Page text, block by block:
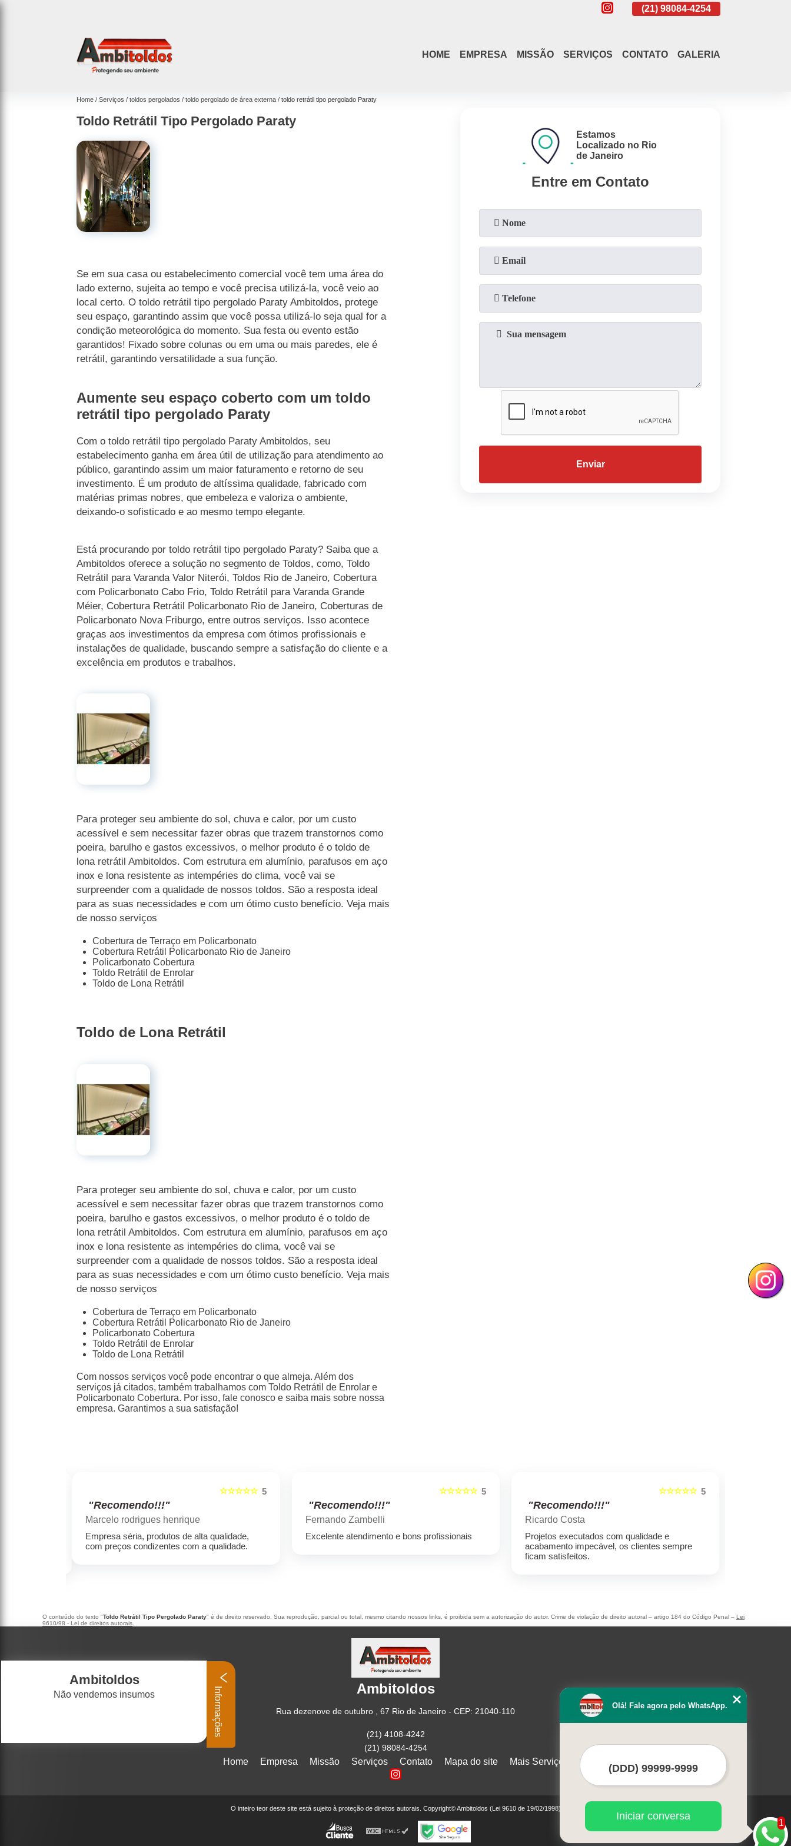
(21)98084-4254
HOME EMPRESA MISSÃO SERVIÇOS CONTATO GALERIA
Home Serviços toldos pergolados toldo pergolado de área externa toldo retrátil tipo pergolado Paraty
Toldo Retrátil Tipo Pergolado Paraty
Se em sua casa ou estabelecimento comercial você tem uma área do
lado externo, sujeita ao tempo e você precisa utilizá-la, você veio ao
local certo. O toldo retrátil tipo pergolado Paraty Ambitoldos, protege
seu espaço, garantindo assim que você possa utilizá-lo seja qual for a
condição meteorológica do momento. Sua festa ou evento estão
garantidos! Fixado sobre colunas ou em uma ou mais paredes, ele é
retrátil, garantindo versatilidade a sua função.
Aumente seu espaço coberto com um toldo
retrátil tipo pergolado Paraty
Com o toldo retrátil tipo pergolado Paraty Ambitoldos, seu
estabelecimento ganha em área útil de utilização para atendimento ao
público, garantindo assim um maior faturamento e retorno de seu
investimento. É um produto de altíssima qualidade, fabricado com
matérias primas nobres, que embeleza e valoriza o ambiente,
deixando-o sofisticado e ao mesmo tempo elegante.
Está procurando por toldo retrátil tipo pergolado Paraty? Saiba que a
Ambitoldos oferece a solução no segmento de Toldos, como, Toldo
Retrátil para Varanda Valor Niterói, Toldos Rio de Janeiro, Cobertura
com Policarbonato Cabo Frio, Toldo Retrátil para Varanda Grande
Méier, Cobertura Retrátil Policarbonato Rio de Janeiro, Coberturas de
Policarbonato Nova Friburgo, entre outros serviços. Isso acontece
graças aos investimentos da empresa com ótimos profissionais e
instalações de qualidade, buscando sempre a satisfação do cliente e a
excelência em produtos e trabalhos.
Para proteger seu ambiente do sol, chuva e calor, por um custo
acessível e sem necessitar fazer obras que trazem transtornos como
poeira, barulho e gastos excessivos, o melhor produto é o toldo de
lona retrátil Ambitoldos. Com estrutura em alumínio, parafusos em aço
inox e lona resistente as intempéries do clima, você vai se
surpreender com a qualidade de nossos toldos. São a resposta ideal
para as suas necessidades e com um ótimo custo benefício. Veja mais
de nosso serviços
Cobertura de Terraço em Policarbonato
Cobertura Retrátil Policarbonato Rio de Janeiro
Policarbonato Cobertura
Toldo Retrátil de Enrolar
Toldo de Lona Retrátil
Toldo de Lona Retrátil
Para proteger seu ambiente do sol, chuva e calor, por um custo
acessível e sem necessitar fazer obras que trazem transtornos como
poeira, barulho e gastos excessivos, o melhor produto é o toldo de
lona retrátil Ambitoldos. Com estrutura em alumínio, parafusos em aço
inox e lona resistente as intempéries do clima, você vai se
surpreender com a qualidade de nossos toldos. São a resposta ideal
para as suas necessidades e com um ótimo custo benefício. Veja mais
de nosso serviços
Cobertura de Terraço em Policarbonato
Cobertura Retrátil Policarbonato Rio de Janeiro
Policarbonato Cobertura
Toldo Retrátil de Enrolar
Toldo de Lona Retrátil
Com nossos serviços você pode encontrar o que almeja. Além dos
serviços já citados, também trabalhamos com Toldo Retrátil de Enrolar e
Policarbonato Cobertura. Por isso, fale conosco e saiba mais sobre nossa
empresa. Garantimos a sua satisfação!
Entre em Contato
Estamos
Localizado no Rio
de Janeiro
Enviar
5
☆☆☆☆☆
"Recomendo!!!"
Marcelo rodrigues henrique
Empresa séria, produtos de alta qualidade,
com preços condizentes com a qualidade.
5
☆☆☆☆☆
"Recomendo!!!"
Fernando Zambelli
Excelente atendimento e bons profissionais
5
☆☆☆☆☆
"Recomendo!!!"
Ricardo Costa
Projetos executados com qualidade e
acabamento impecável, os clientes sempre
ficam satisfeitos.
O conteúdo do texto "Toldo Retrátil Tipo Pergolado Paraty" é de direito reservado. Sua reprodução, parcial ou total, mesmo citando nossos links, é proibida sem a autorização do autor. Crime de violação de direito autoral – artigo 184 do Código Penal – Lei
9610/98 - Lei de direitos autorais.
Ambitoldos
Rua dezenove de outubro , 67 Rio de Janeiro - CEP: 21040-110
(21) 4108-4242
(21) 98084-4254
Home Empresa Missão Serviços Contato Mapa do site Mais Serviços
O inteiro teor deste site está sujeito à proteção de direitos autorais. Copyright© Ambitoldos (Lei 9610 de 19/02/1998)
1
Olá! Fale agora pelo WhatsApp.
Iniciar conversa
Ambitoldos
Não vendemos insumos Informações